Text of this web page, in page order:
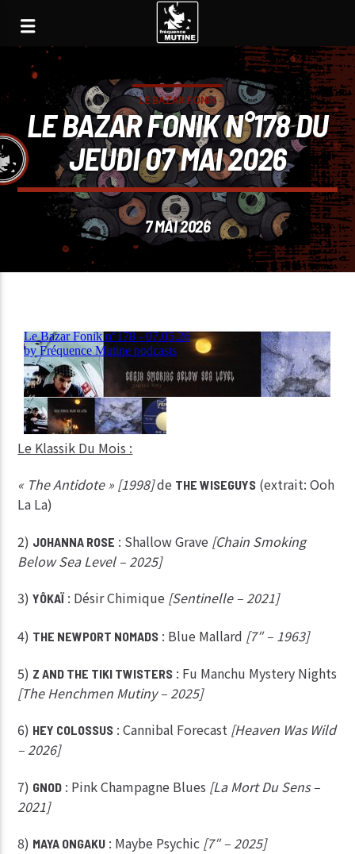
LE BAZAR FONIK
LE BAZAR FONIK N°178 DU
JEUDI 07 MAI 2026
7 MAI 2026
Le Klassik Du Mois :
« The Antidote » [1998]de THE WISEGUYS (extrait: Ooh
La La)
2) JOHANNA ROSE : Shallow Grave [Chain Smoking
Below Sea Level – 2025]
3)YÔKAÏ : Désir Chimique [Sentinelle – 2021]
4) THE NEWPORT NOMADS : Blue Mallard [7″ – 1963]
5) Z AND THE TIKI TWISTERS : Fu Manchu Mystery Nights
[The Henchmen Mutiny – 2025]
6) HEY COLOSSUS : Cannibal Forecast [Heaven Was Wild
– 2026]
7) GNOD : Pink Champagne Blues [La Mort Du Sens –
2021]
8) MAYA ONGAKU : Maybe Psychic [7″ – 2025]